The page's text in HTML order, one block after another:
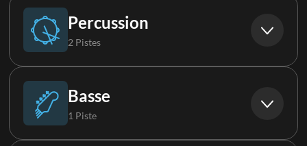
Chant original
Percussion
2 Pistes
Batterie
Basse
1 Piste